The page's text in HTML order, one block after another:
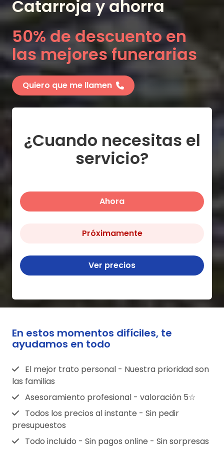
Catarrojay ahorra
50% de descuento en
las mejores funerarias
Quiero que me llamen
¿Cuando necesitas el
servicio?
Ahora
Próximamente
Ver precios
En estos momentos difíciles, te
ayudamos en todo
El mejor trato personal - Nuestra prioridad son
las familias
Asesoramiento profesional - valoración 5☆
Todos los precios al instante - Sin pedir
presupuestos
Todo incluido - Sin pagos online - Sin sorpresas